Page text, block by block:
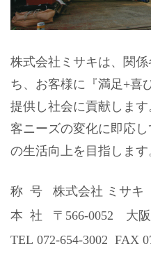
株式会社ミサキは、関
ち、お客様に『満足+喜
提供し社会に貢献しま
客ニーズの変化に即応
の生活向上を目指します
称 号 株式会社 ミサキ
本 社 〒566-0052 大阪
TEL 072-654-3002 FAX